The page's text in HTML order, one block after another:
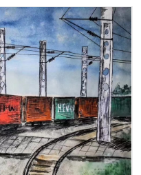
巴西快递
伊朗快递
深圳国际快递公司
深圳国际快递电话
深圳国际快递